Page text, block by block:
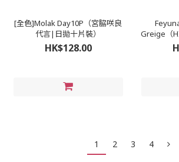
[全色]Molak Day10P（宮脇咲良
代言|日拋十片裝）
HK$128.00
Greige（
1 2 3 4